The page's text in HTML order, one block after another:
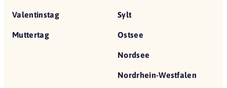
Valentinstag
Muttertag
Sylt
Ostsee
Nordsee
Nordrhein-Westfalen